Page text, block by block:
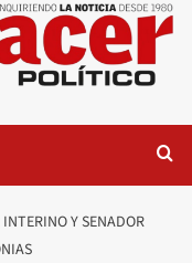
Y SENADOR